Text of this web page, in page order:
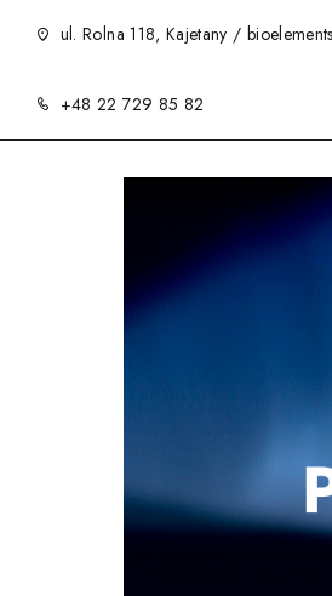
ul. Rolna 118, Kajetany /
+48 22 729 85 82